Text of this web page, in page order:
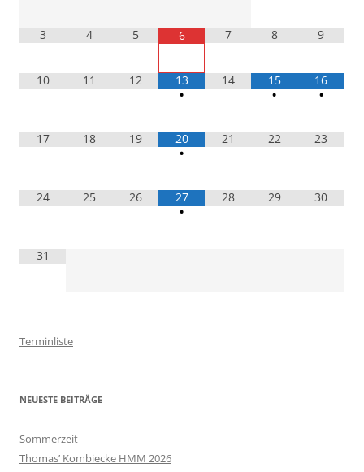
3 4 5 6 7 8 9
10 11 12
13
•
14
15
•
16
•
17 18 19
20
•
21 22 23
24 25 26
27
•
28 29 30
31
Terminliste
NEUESTE BEITRÄGE
Sommerzeit
Thomas’ Kombiecke HMM 2026